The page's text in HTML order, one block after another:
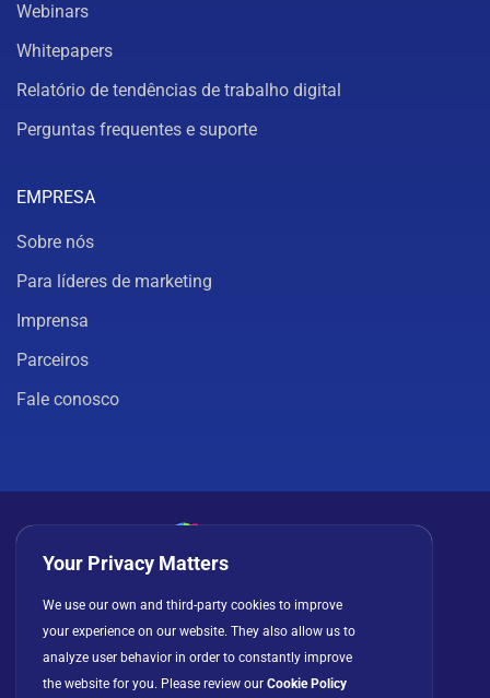
Webinars
Whitepapers
Relatório de tendências de trabalho digital
Perguntas frequentes e suporte
EMPRESA
Sobre nós
Para líderes de marketing
Imprensa
Parceiros
Fale conosco
Política de privacidade Cookies
Contrato de licença
Your Privacy Matters
We use our own and third-party cookies to improve
your experience on our website. They also allow us to
analyze user behavior in order to constantly improve
the website for you. Please review our Cookie Policy